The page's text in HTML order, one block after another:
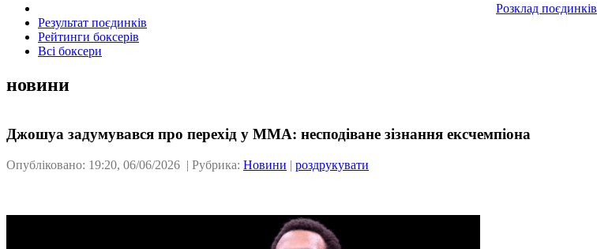
Розклад поєдинків
Результат поєдинків
Рейтинги боксерів
Всі боксери
новини
Джошуа задумувався про перехід у ММА: несподіване зізнання ексчемпіона
Опубліковано: 19:20, 06/06/2026 | Рубрика: Новини | роздрукувати